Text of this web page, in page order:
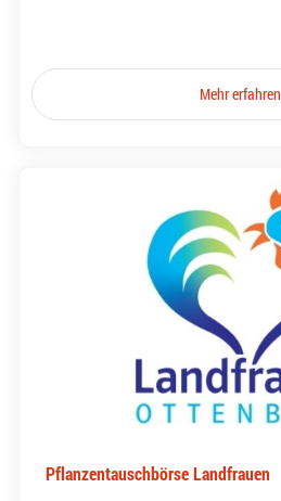
Mehr erfahren
Pflanzentauschbörse Landfrauen